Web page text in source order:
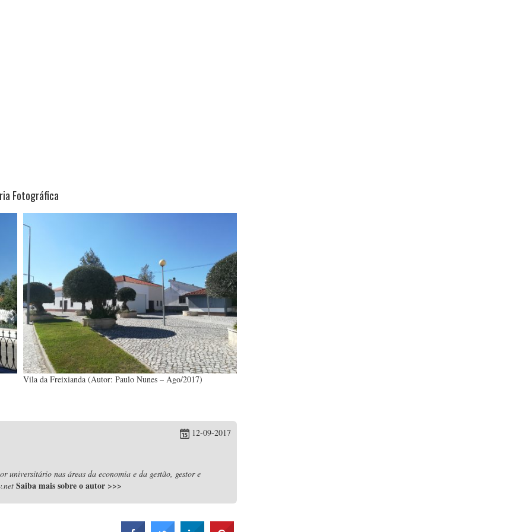
Fotográfica
Vila da Freixianda (Autor: Paulo Nunes – Ago/2017)
12-09-2017
universitário nas áreas da economia e da gestão, gestor e
Saiba mais sobre o autor >>>